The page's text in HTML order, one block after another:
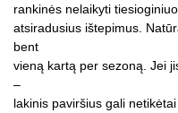
rankinės nelaikyti
atsiradusius ištepimus.
bent
vieną kartą per sezoną. Jei
–
lakinis paviršius gali